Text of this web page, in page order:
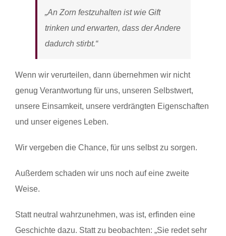
„An Zorn festzuhalten ist wie Gift
trinken und erwarten, dass der Andere
dadurch stirbt.“
Wenn wir verurteilen, dann übernehmen wir nicht
genug Verantwortung für uns, unseren Selbstwert,
unsere Einsamkeit, unsere verdrängten Eigenschaften
und unser eigenes Leben.
Wir vergeben die Chance, für uns selbst zu sorgen.
Außerdem schaden wir uns noch auf eine zweite
Weise.
Statt neutral wahrzunehmen, was ist, erfinden eine
Geschichte dazu. Statt zu beobachten: „Sie redet sehr